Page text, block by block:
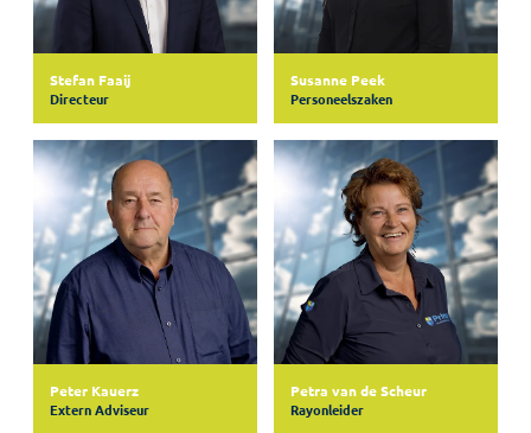
Stefan Faaij
Directeur
Susanne Peek
Personeelszaken
Peter Kauerz
Extern Adviseur
Petra van de Scheur
Rayonleider